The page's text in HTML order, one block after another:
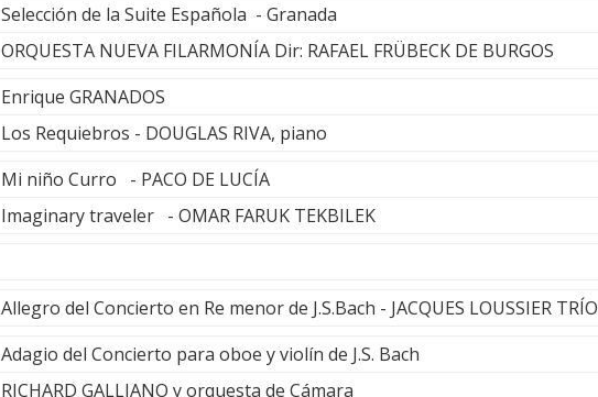
Selección de la Suite Española - Granada
ORQUESTA NUEVA FILARMONÍA Dir: RAFAEL FRÜBECK DE BURGOS
Enrique GRANADOS
Los Requiebros - DOUGLAS RIVA, piano
Mi niño Curro - PACO DE LUCÍA
Imaginary traveler - OMAR FARUK TEKBILEK
Allegro del Concierto en Re menor de J.S.Bach - JACQUES LOUSSIER TRÍO
Adagio del Concierto para oboe y violín de J.S. Bach
RICHARD GALLIANO y orquesta de Cámara